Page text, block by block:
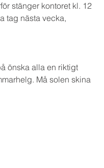
stänger kontoret kl. 12
tag nästa vecka,
önska alla en riktigt
Må solen skina